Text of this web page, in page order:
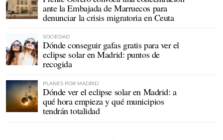
ante la Embajada de Marruecos para
denunciar la crisis migratoria en Ceuta
SOCIEDAD
Dónde conseguir gafas gratis para ver el
eclipse solar en Madrid: puntos de
recogida
PLANES POR MADRID
Dónde ver el eclipse solar en Madrid: a
qué hora empieza y qué municipios
tendrán totalidad